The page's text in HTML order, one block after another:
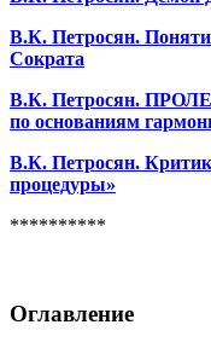
В.К. Петросян.
Сократа
В.К. Петросян.
по основаниям
В.К. Петросян.
процедуры»
**********
Оглавление